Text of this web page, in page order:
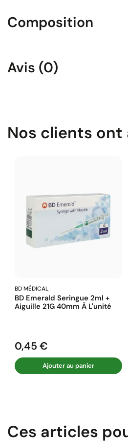
Composition
Avis (0)
Nos clients ont
BD MÉDICAL
BD Emerald Seringue 2ml +
Aiguille 21G 40mm À L'unité
Prix
0,45 €
Ajouter au panier
Ces articles